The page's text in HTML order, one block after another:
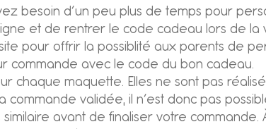
besoin d’un peu plus de temps pour
et de rentrer le code cadeau lors de
pour offrir la possiblité aux parents de
commande avec le code du bon cadeau.
chaque maquette. Elles ne sont pas
validée, il n’est donc pas
avant de finaliser votre